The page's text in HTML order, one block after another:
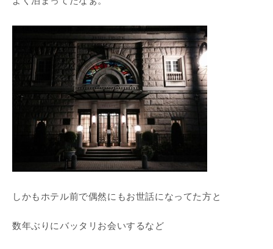
しかもホテル前で偶然にもお世話になってた方と
数年ぶりにバッタリお会いするなど